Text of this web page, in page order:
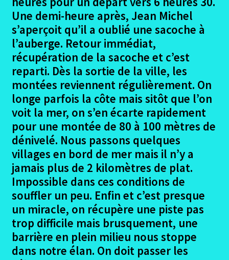
Les Participants camino primitif
Le Trajet chemin primitif
enfant
Irun – Zumia
Zumia – Luzana
Luzana – Castrouriales
Castrouriales – Santillana del Mar
Santillana del Mar – Ribadessela
Ribadesella – Oviedo
Oviedo – Tineo
Une demi-heure après, Jean Michel
s’aperçoit qu’il a oublié une sacoche à
l’auberge. Retour immédiat,
récupération de la sacoche et c’est
reparti. Dès la sortie de la ville, les
montées reviennent régulièrement. On
longe parfois la côte mais sitôt que l’on
voit la mer, on s’en écarte rapidement
pour une montée de 80 à 100 mètres de
dénivelé. Nous passons quelques
villages en bord de mer mais il n’y a
jamais plus de 2 kilomètres de plat.
Impossible dans ces conditions de
souffler un peu. Enfin et c’est presque
un miracle, on récupère une piste pas
trop difficile mais brusquement, une
barrière en plein milieu nous stoppe
dans notre élan. On doit passer les